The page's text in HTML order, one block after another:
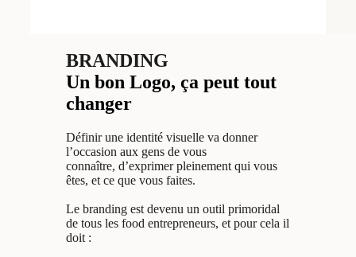
BRANDING
Un bon Logo, ça peut tout
changer
Définir une identité visuelle va donner
l’occasion aux gens de vous
connaître, d’exprimer pleinement qui vous
êtes, et ce que vous faites.
Le branding est devenu un outil primoridal
de tous les food entrepreneurs, et pour cela il
doit :